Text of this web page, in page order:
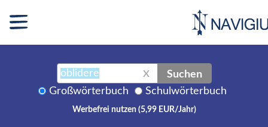
X Suchen
Großwörterbuch Schulwörterbuch
Werbefrei nutzen (5,99 EUR/Jahr)